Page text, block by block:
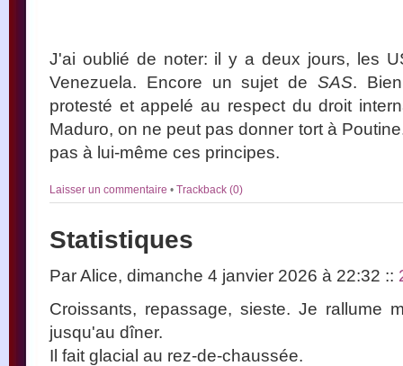
J'ai oublié de noter: il y a deux jours, les
Venezuela. Encore un sujet de SAS.
protesté et appelé au respect du droit
Maduro, on ne peut pas donner tort à
pas à lui-même ces principes.
Laisser un commentaire • Trackback (0)
Statistiques
Par Alice, dimanche 4 janvier 2026 à 22:32 ::
Croissants, repassage, sieste. Je rallume
jusqu'au dîner.
Il fait glacial au rez-de-chaussée.